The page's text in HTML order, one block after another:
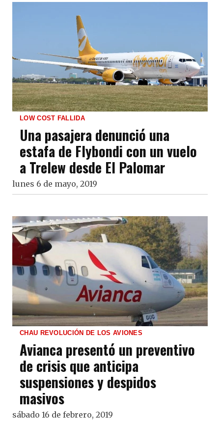
LOW COST FALLIDA
Una pasajera denunció una
estafa de Flybondi con un vuelo
a Trelew desde El Palomar
lunes 6 de mayo, 2019
CHAU REVOLUCIÓN DE LOS AVIONES
Avianca presentó un preventivo
de crisis que anticipa
suspensiones y despidos
masivos
sábado 16 de febrero, 2019